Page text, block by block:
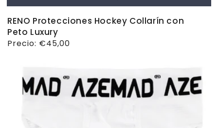
RENO Protecciones Hockey Collarín con
Peto Luxury
Precio
Precio: €45,00